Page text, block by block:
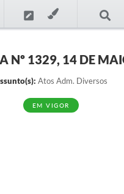
Nº 1329, 14 DE
Atos Adm. Diversos
EM VIGOR